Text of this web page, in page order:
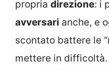
propria direzione: i
avversari anche, e
scontato battere le
mettere in difficoltà.